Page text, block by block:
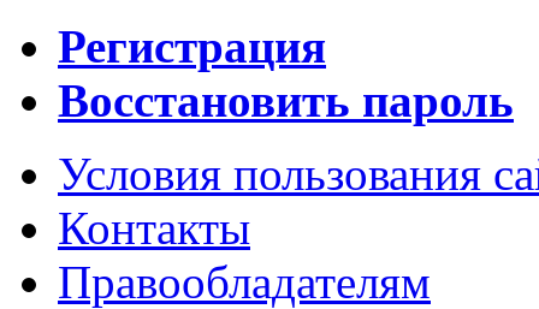
Регистрация
Восстановить пароль
Условия пользования
Контакты
Правообладателям